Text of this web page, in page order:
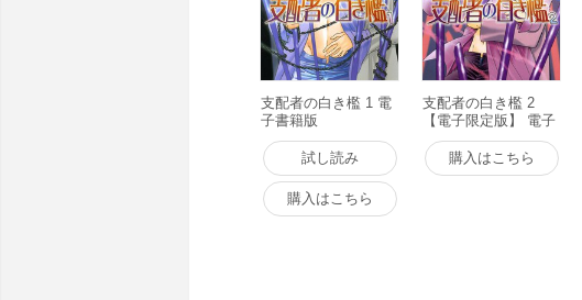
支配者の白き檻 1 電
子書籍版
試し読み
購入はこちら
支配者の白き檻 2
【電子限定版】 電子
書籍版
購入はこちら